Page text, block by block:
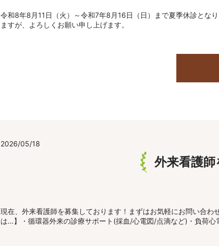
令和8年8月11日（火）～令和7年8月16日（日）まで夏季休診とな
ますが、よろしくお願い申し上げます。
2026/05/18
外来看護
現在、外来看護師を募集しております！まずはお気軽にお問い合
は…】・循環器外来の診療サポート(採血/心電図/点滴など)・負荷